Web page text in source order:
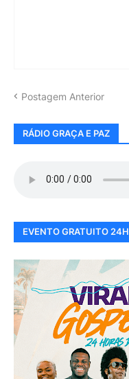
Postagem Anterior
RÁDIO GRAÇA E PAZ
EVENTO GRATUITO 24H